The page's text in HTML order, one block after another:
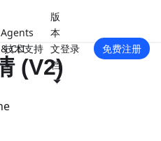
Agents
& CLI
版
本
文
档
技术支持 登录 免费注册
(V2)